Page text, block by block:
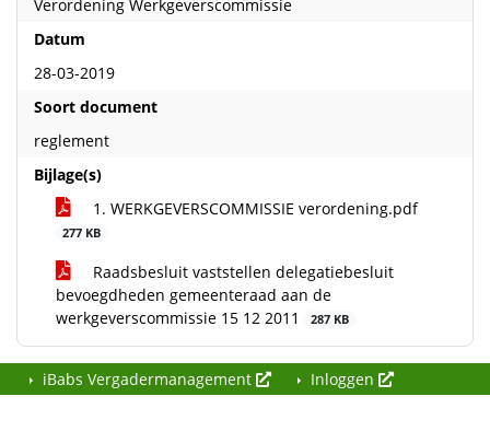
Verordening Werkgeverscommissie
Datum
28-03-2019
Soort document
reglement
Bijlage(s)
1. WERKGEVERSCOMMISSIE verordening.pdf
277 KB
Raadsbesluit vaststellen delegatiebesluit
bevoegdheden gemeenteraad aan de
werkgeverscommissie 15 12 2011
287 KB
iBabs Vergadermanagement Inloggen